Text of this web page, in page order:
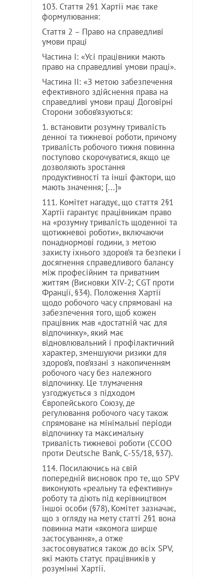
103. Стаття 2§1 Хартії має таке
формулювання:
Стаття 2 – Право на справедливі
умови праці
Частина I: «Усі працівники мають
право на справедливі умови праці».
Частина II: «З метою забезпечення
ефективного здійснення права на
справедливі умови праці Договірні
Сторони зобов’язуються:
1. встановити розумну тривалість
денної та тижневої роботи, причому
тривалість робочого тижня повинна
поступово скорочуватися, якщо це
дозволяють зростання
продуктивності та інші фактори, що
мають значення; [...]»
111. Комітет нагадує, що стаття 2§1
Хартії гарантує працівникам право
на «розумну тривалість щоденної та
щотижневої роботи», включаючи
понаднормові години, з метою
захисту їхнього здоров’я та безпеки і
досягнення справедливого балансу
між професійним та приватним
життям (Висновки XIV-2; CGT проти
Франції, §34). Положення Хартії
щодо робочого часу спрямовані на
забезпечення того, щоб кожен
працівник мав «достатній час для
відпочинку», який має
відновлювальний і профілактичний
характер, зменшуючи ризики для
здоров’я, пов’язані з накопиченням
робочого часу без належного
відпочинку. Це тлумачення
узгоджується з підходом
Європейського Союзу, де
регулювання робочого часу також
спрямоване на мінімальні періоди
відпочинку та максимальну
тривалість тижневої роботи (CCOO
проти Deutsche Bank, C-55/18, §37).
114. Посилаючись на свій
попередній висновок про те, що SPV
виконують «реальну та ефективну»
роботу та діють під керівництвом
іншої особи (§78), Комітет зазначає,
що з огляду на мету статті 2§1 вона
повинна мати «якомога ширше
застосування», а отже
застосовуватися також до всіх SPV,
які мають статус працівників у
розумінні Хартії.